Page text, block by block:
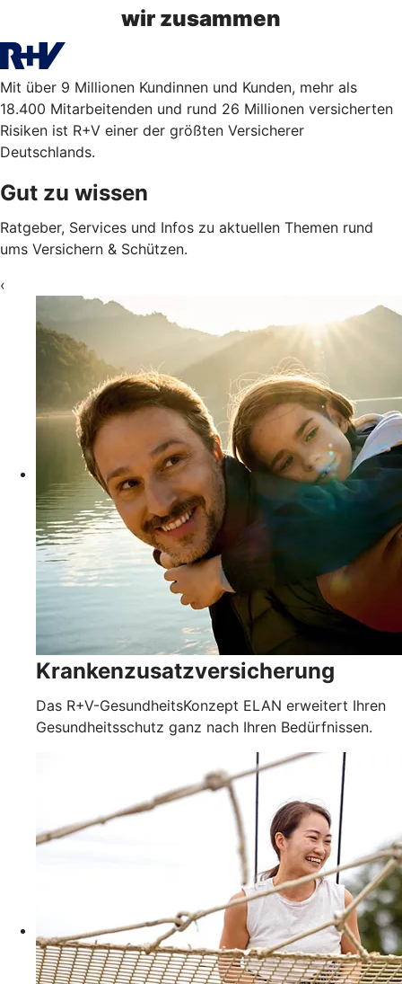
wir zusammen
Mit über 9 Millionen Kundinnen und Kunden, mehr als
18.400 Mitarbeitenden und rund 26 Millionen versicherten
Risiken ist R+V einer der größten Versicherer
Deutschlands.
Gut zu wissen
Ratgeber, Services und Infos zu aktuellen Themen rund
ums Versichern & Schützen.
‹
Krankenzusatzversicherung
Das R+V-GesundheitsKonzept ELAN erweitert Ihren
Gesundheitsschutz ganz nach Ihren Bedürfnissen.